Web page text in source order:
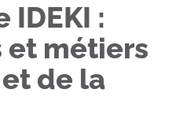
IDEKI :
et métiers
de la